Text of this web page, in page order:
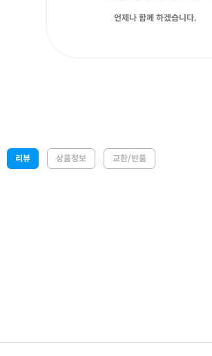
언제나 함께 하겠습니다.
리뷰 상품정보 교환/반품